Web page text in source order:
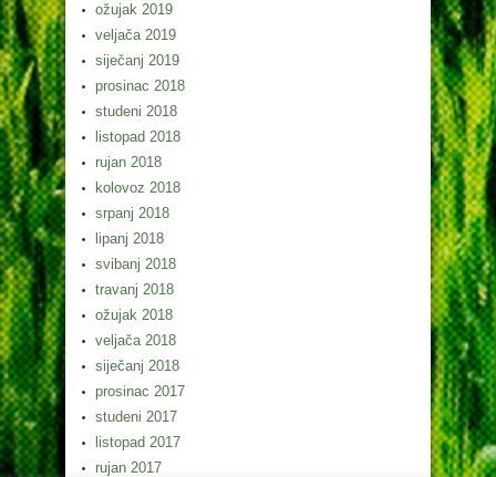
ožujak 2019
veljača 2019
siječanj 2019
prosinac 2018
studeni 2018
listopad 2018
rujan 2018
kolovoz 2018
srpanj 2018
lipanj 2018
svibanj 2018
travanj 2018
ožujak 2018
veljača 2018
siječanj 2018
prosinac 2017
studeni 2017
listopad 2017
rujan 2017